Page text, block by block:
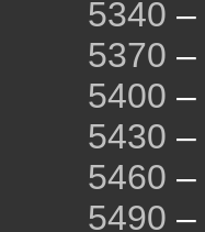
5340 –
5370 –
5400 –
5430 –
5460 –
5490 –